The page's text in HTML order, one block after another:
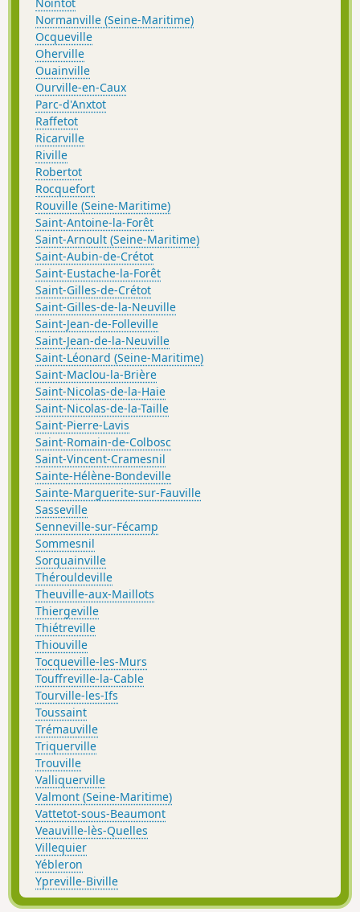
Normanville (Seine-Maritime)
Ocqueville
Oherville
Ouainville
Ourville-en-Caux
Parc-d'Anxtot
Raffetot
Ricarville
Riville
Robertot
Rocquefort
Rouville (Seine-Maritime)
Saint-Antoine-la-Forêt
Saint-Arnoult (Seine-Maritime)
Saint-Aubin-de-Crétot
Saint-Eustache-la-Forêt
Saint-Gilles-de-Crétot
Saint-Gilles-de-la-Neuville
Saint-Jean-de-Folleville
Saint-Jean-de-la-Neuville
Saint-Léonard (Seine-Maritime)
Saint-Maclou-la-Brière
Saint-Nicolas-de-la-Haie
Saint-Nicolas-de-la-Taille
Saint-Pierre-Lavis
Saint-Romain-de-Colbosc
Saint-Vincent-Cramesnil
Sainte-Hélène-Bondeville
Sainte-Marguerite-sur-Fauville
Sasseville
Senneville-sur-Fécamp
Sommesnil
Sorquainville
Thérouldeville
Theuville-aux-Maillots
Thiergeville
Thiétreville
Thiouville
Tocqueville-les-Murs
Touffreville-la-Cable
Tourville-les-Ifs
Toussaint
Trémauville
Triquerville
Trouville
Valliquerville
Valmont (Seine-Maritime)
Vattetot-sous-Beaumont
Veauville-lès-Quelles
Villequier
Yébleron
Ypreville-Biville